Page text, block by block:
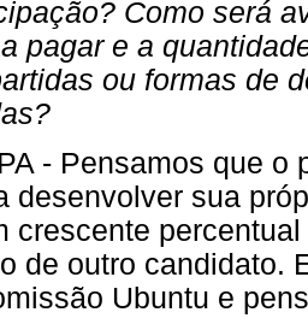
Como será
pagar e a
ou formas de
- Pensamos que o
desenvolver sua
crescente
de outro candidato.
Ubuntu e